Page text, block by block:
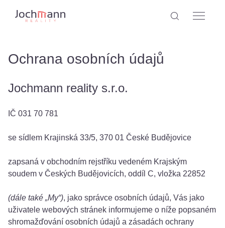
Ochrana osobních údajů
Jochmann reality s.r.o.
IČ 031 70 781
se sídlem Krajinská 33/5, 370 01 České Budějovice
zapsaná v obchodním rejstříku vedeném Krajským
soudem v Českých Budějovicích, oddíl C, vložka 22852
(dále také „My“), jako správce osobních údajů, Vás jako
uživatele webových stránek informujeme o níže popsaném
shromažďování osobních údajů a zásadách ochrany